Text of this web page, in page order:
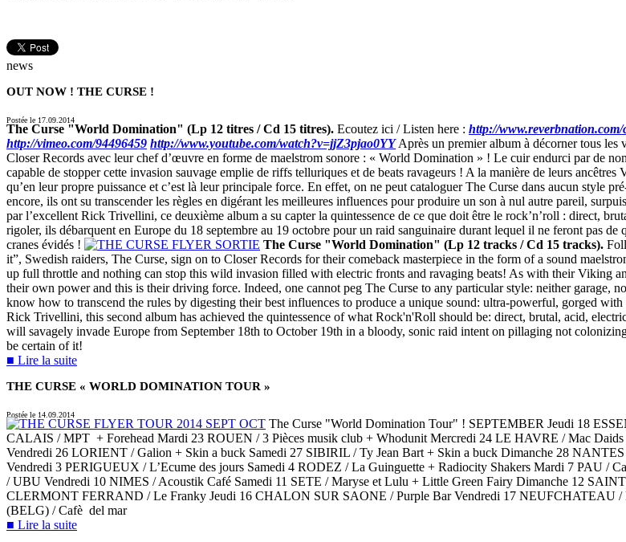
news
OUT NOW ! THE CURSE !
Postée le 17.09.2014
The Curse "World Domination" (Lp 12 titres / Cd 15 titres). Ecoutez ici / Listen here : http://
http://vimeo.com/94496459 http://www.youtube.com/watch?v=jjZ3pjao0YYAprès un premier album à décorner tous les
Closer Records avec leur chef d’œuvre en forme de maelstrom sonore : « World Domination » ! Le cuir endurci par de
capable de stopper cette invasion sauvage emplie de riffs telluriques et de beats ravageurs ! A la manière de leurs
qu’en leur propre puissance et c’est là leur principale force. En effet, on ne peut cataloguer The Curse dans aucun
encore, ils ont su transcender les règles en digérant les meilleures influences pour produire un son à nul autre pareil,
par l’excellent Rick Trivellini, ce deuxième album a su capter la quintessence de ce que doit être le rock’n’roll : direct,
rigoler, ils débarquent en Europe du 18 septembre au 19 octobre pour un raid sanguinaire durant lequel il ne feront pas
cranes évidés !
The Curse "World Domination" (Lp 12 tracks / Cd 15 tracks).
it”, Swedish raiders, The Curse, sign on to Closer Records for their comeback masterpiece in the form of a sound
up full throttle and nothing can stop this wild invasion filled with electric fronts and ravaging beats! As with their Viking
their own power and this is their driving force. Indeed, one cannot peg The Curse to any particular style: neither
know how to transcend the rules by digesting their best influences to produce a unique sound: ultra-powerful, gorged
Rick Trivellini, this second album has achieved the quintessence of what Rock'n'Roll should be: direct, brutal, acid,
will savagely invade Europe from September 18th to October 19th in a bloody, sonic raid intent on pillaging not
be certain of it!
■ Lire la suite
THE CURSE « WORLD DOMINATION TOUR »
Postée le 14.09.2014
The Curse "World Domination Tour" ! SEPTEMBER Jeudi 18
CALAIS / MPT + Forehead Mardi 23 ROUEN / 3 Pièces musik club + Whodunit Mercredi 24 LE HAVRE / Mac
Vendredi 26 LORIENT / Galion + Skin a buck Samedi 27 SIBIRIL / Ty Jean Bart + Skin a buck Dimanche 28
Vendredi 3 PERIGUEUX / L’Ecume des jours Samedi 4 RODEZ / La Guinguette + Radiocity Shakers Mardi 7 PAU /
/ UBU Vendredi 10 NIMES / Acoustik Café Samedi 11 SETE / Maryse et Lulu + Little Green Fairy Dimanche 12
CLERMONT FERRAND / Le Franky Jeudi 16 CHALON SUR SAONE / Purple Bar Vendredi 17 NEUFCHATEAU
(BELG) / Cafè del mar
■ Lire la suite